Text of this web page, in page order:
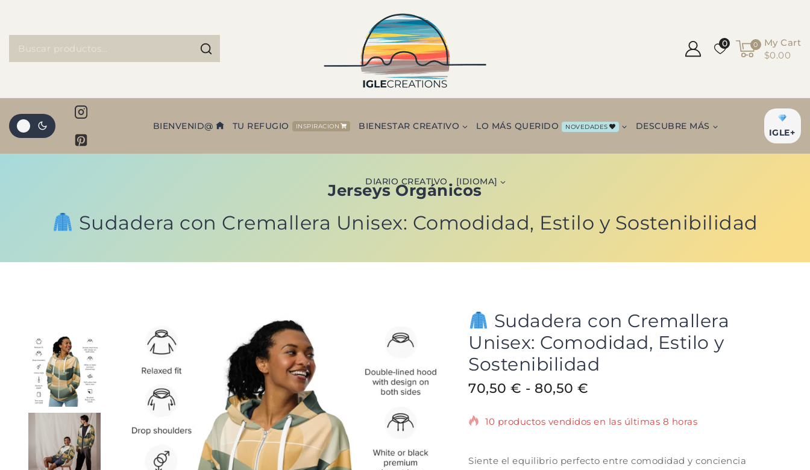
0 0
My Cart
$0.00
BIENVENID@ TU REFUGIO INSPIRACION BIENESTAR CREATIVO LO MÁS QUERIDO NOVEDADES DESCUBRE MÁS
DIARIO CREATIVO [IDIOMA]
IGLE+
Jerseys Orgánicos
Sudadera con Cremallera Unisex: Comodidad, Estilo y Sostenibilidad
Sudadera con Cremallera
Unisex: Comodidad, Estilo y
Sostenibilidad
70,50 € - 80,50 €
10 productos vendidos en las últimas 8 horas
Siente el equilibrio perfecto entre comodidad y conciencia